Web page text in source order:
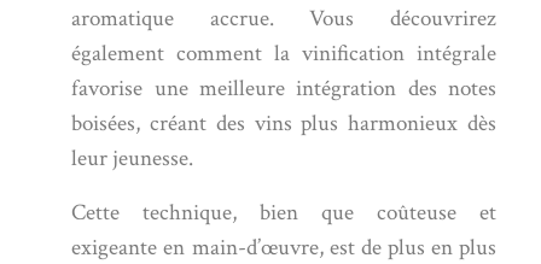
aromatique accrue. Vous découvrirez
également comment la vinification intégrale
favorise une meilleure intégration des notes
boisées, créant des vins plus harmonieux dès
leur jeunesse.
Cette technique, bien que coûteuse et
exigeante en main-d’œuvre, est de plus en plus